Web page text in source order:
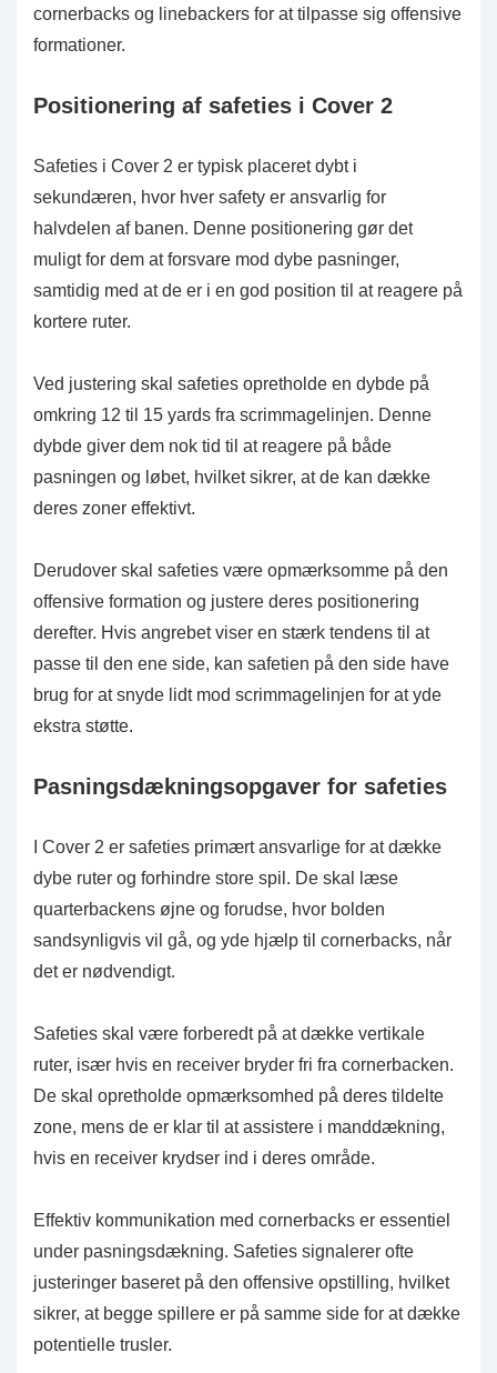
cornerbacks og linebackers for at tilpasse sig offensive
formationer.
Positionering af safeties i Cover 2
Safeties i Cover 2 er typisk placeret dybt i
sekundæren, hvor hver safety er ansvarlig for
halvdelen af banen. Denne positionering gør det
muligt for dem at forsvare mod dybe pasninger,
samtidig med at de er i en god position til at reagere på
kortere ruter.
Ved justering skal safeties opretholde en dybde på
omkring 12 til 15 yards fra scrimmagelinjen. Denne
dybde giver dem nok tid til at reagere på både
pasningen og løbet, hvilket sikrer, at de kan dække
deres zoner effektivt.
Derudover skal safeties være opmærksomme på den
offensive formation og justere deres positionering
derefter. Hvis angrebet viser en stærk tendens til at
passe til den ene side, kan safetien på den side have
brug for at snyde lidt mod scrimmagelinjen for at yde
ekstra støtte.
Pasningsdækningsopgaver for safeties
I Cover 2 er safeties primært ansvarlige for at dække
dybe ruter og forhindre store spil. De skal læse
quarterbackens øjne og forudse, hvor bolden
sandsynligvis vil gå, og yde hjælp til cornerbacks, når
det er nødvendigt.
Safeties skal være forberedt på at dække vertikale
ruter, især hvis en receiver bryder fri fra cornerbacken.
De skal opretholde opmærksomhed på deres tildelte
zone, mens de er klar til at assistere i manddækning,
hvis en receiver krydser ind i deres område.
Effektiv kommunikation med cornerbacks er essentiel
under pasningsdækning. Safeties signalerer ofte
justeringer baseret på den offensive opstilling, hvilket
sikrer, at begge spillere er på samme side for at dække
potentielle trusler.